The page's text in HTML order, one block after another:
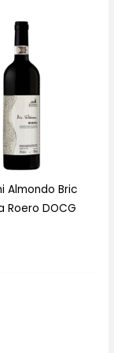
Almondo Bric
Roero DOCG